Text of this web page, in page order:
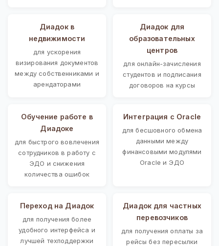
Диадок в
недвижимости
для ускорения
визирования документов
между собственниками и
арендаторами
Диадок для
образовательных
центров
для онлайн-зачисления
студентов и подписания
договоров на курсы
Обучение работе в
Диадоке
для быстрого вовлечения
сотрудников в работу с
ЭДО и снижения
количества ошибок
Интеграция с Oracle
для бесшовного обмена
данными между
финансовыми модулями
Oracle и ЭДО
Переход на Диадок
для получения более
удобного интерфейса и
лучшей техподдержки
Диадок для частных
перевозчиков
для получения оплаты за
рейсы без пересылки